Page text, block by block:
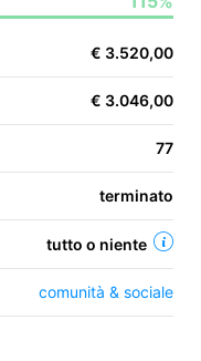
IT
EN
FR
ES
€ 3.520,00
€ 3.046,00
77
terminato
tutto o niente
comunità & sociale